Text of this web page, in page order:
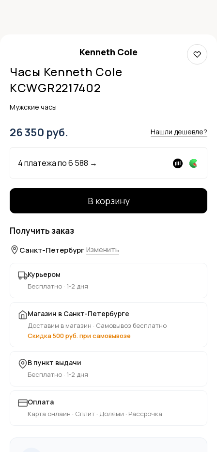
Kenneth Cole
Часы Kenneth Cole
KCWGR2217402
Мужские часы
26 350 руб. Нашли дешевле?
4 платежа по6 588 →
В корзину
Получить заказ
Санкт-Петербург Изменить
Курьером
Бесплатно · 1-2 дня
Магазин в Санкт-Петербурге
Доставим в магазин · Самовывоз бесплатно
Скидка 500 руб. при самовывозе
В пункт выдачи
Бесплатно · 1-2 дня
Оплата
Карта онлайн · Сплит · Долями · Рассрочка